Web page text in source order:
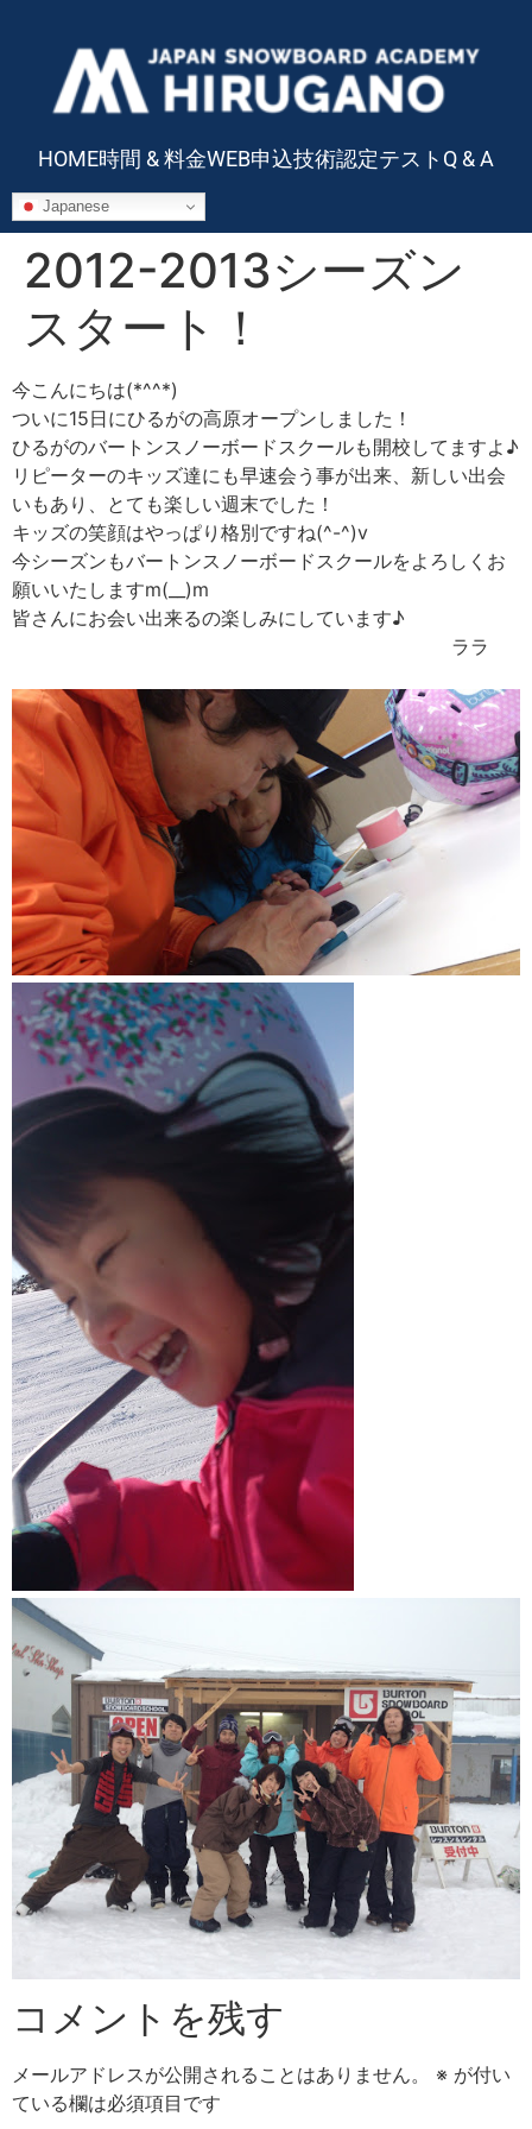
HOME時間 & 料金WEB申込技術認定テスト Q & A
Japanese
2012-2013シーズン
スタート！
今こんにちは(*^^*)
ついに15日にひるがの高原オープンしました！
ひるがのバートンスノーボードスクールも開校してますよ♪
リピーターのキッズ達にも早速会う事が出来、新しい出会
いもあり、とても楽しい週末でした！
キッズの笑顔はやっぱり格別ですね(^-^)v
今シーズンもバートンスノーボードスクールをよろしくお
願いいたしますm(__)m
皆さんにお会い出来るの楽しみにしています♪
ララ
コメントを残す
メールアドレスが公開されることはありません。 ※ が付い
ている欄は必須項目です